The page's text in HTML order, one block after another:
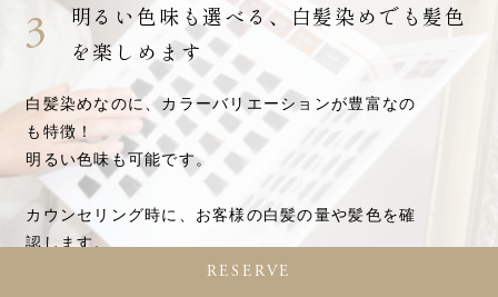
3
明るい色味も選べる、白髪染めでも髪色
を楽しめます
白髪染めなのに、カラーバリエーションが豊富なの
も特徴！
明るい色味も可能です。
カウンセリング時に、お客様の白髪の量や髪色を確
認します。
ご要望にあった色味を経験豊かな美容師が調合いた
RESERVE